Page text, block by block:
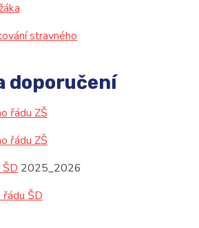
stravného
doporučení
řádu ZŠ
řádu ZŠ
2025_2026
ŠD